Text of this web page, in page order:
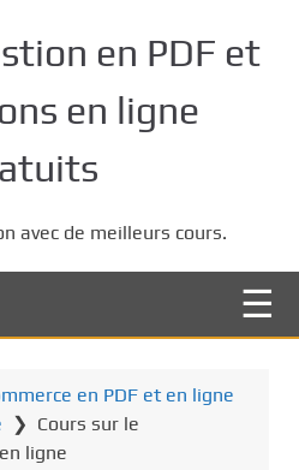
en PDF et
en ligne
avec de meilleurs cours.
en PDF et en ligne
❯ Cours sur le
ligne